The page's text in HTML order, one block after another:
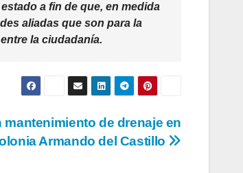
a fin de que, en medida
aliadas que son para la
la ciudadanía.
mantenimiento de drenaje en
Armando del Castillo